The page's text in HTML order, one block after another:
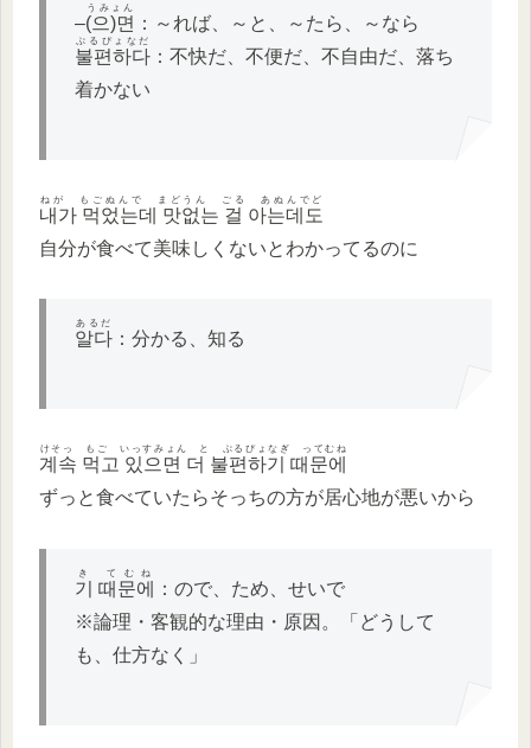
–(으)면
うみょん
：～れば、～と、～たら、～なら
불편하다
ぷるぴょなだ
：不快だ、不便だ、不自由だ、落ち
着かない
내가 먹었는데 맛없는 걸 아는데도
ねが もごぬんで まどうん ごる あぬんでど
自分が食べて美味しくないとわかってるのに
알다
あるだ
：分かる、知る
계속 먹고 있으면 더 불편하기 때문에
けそっ もご いっすみょん と ぷるぴょなぎ ってむね
ずっと食べていたらそっちの方が居心地が悪いから
기 때문에
き てむね
：ので、ため、せいで
※論理・客観的な理由・原因。「どうして
も、仕方なく」